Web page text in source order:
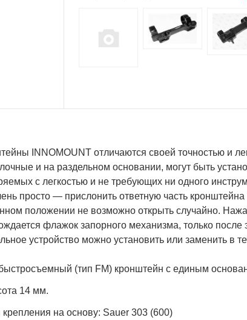
INNOMOUNT отличаются своей точностью и
и на раздельном основании, могут быть
с легкостью и не требующих ни одного
просто — прислонить ответную часть
положении не возможно открыть случайно.
флажок запорного механизма, только после
устройство можно установить или заменить в
(тип FM) кронштейн с единым
14 мм.
на основу: Sauer 303 (600)